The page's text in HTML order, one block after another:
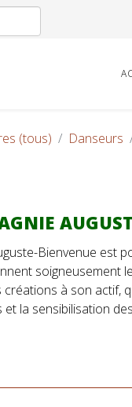
(tous) Danseurs
Bienvenue est
soigneusement
à son actif,
la sensibilisation